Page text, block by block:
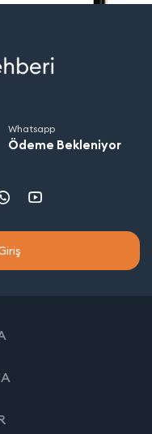
Whatsapp
Ödeme Bekleniyor